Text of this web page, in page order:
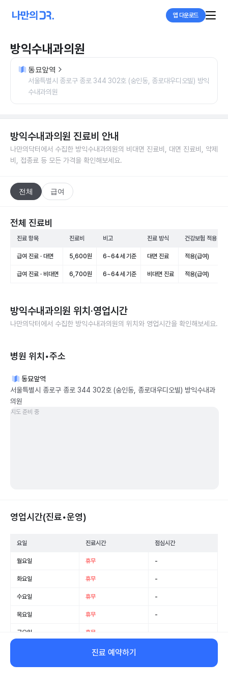
앱 다운로드
방익수내과의원
동묘앞역
서울특별시 종로구 종로 344 302호 (숭인동, 종로대우디오빌) 방익
수내과의원
방익수내과의원 진료비 안내
나만의닥터에서 수집한 방익수내과의원의 비대면 진료비, 대면 진료비, 약제
비, 접종료 등 모든 가격을 확인해보세요.
전체 급여
전체 진료비
진료 항목 진료비 비고 진료 방식 건강보험 적용
급여 진료 · 대면 5,600원 6~64세 기준 대면 진료 적용(급여)
급여 진료 · 비대면 6,700원 6~64세 기준 비대면 진료 적용(급여)
방익수내과의원 위치·영업시간
나만의닥터에서 수집한 방익수내과의원의 위치와 영업시간을 확인해보세요.
병원 위치•주소
동묘앞역
서울특별시 종로구 종로 344 302호 (숭인동, 종로대우디오빌) 방익수내과
의원
지도 준비 중
영업시간(진료•운영)
요일 진료시간 점심시간
월요일 휴무 -
화요일 휴무 -
수요일 휴무 -
목요일 휴무 -
금요일 휴무
휴무
일요일 휴무 -
진료 예약하기